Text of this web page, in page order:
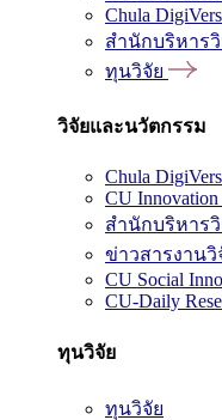
Chula
สำนักบริหาร
ทุนวิจัย
วิจัยและนวัตกรรม
Chula
CU
สำนักบริหาร
ข่าวสารงาน
CU Social
CU-Daily
ทุนวิจัย
ทุนวิจัย